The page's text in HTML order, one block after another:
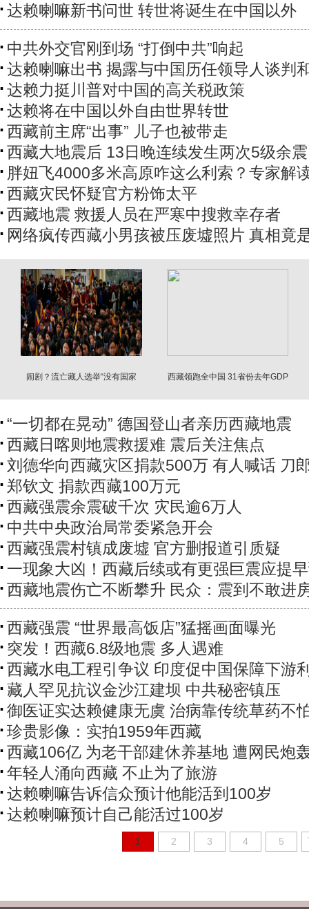
达赖喇嘛新书问世 转世将诞生在中国以外
中共外交官刚到场 “打倒中共”响起
达赖喇嘛出书 揭露与中国历任领导人谈判
达赖力挺川普对中国的高关税政策
达赖将在中国以外自由世界转世
西藏前主席“出事” 儿子也被带走
西藏大地震后 13日晚连续发生两次5级余震
胖妞飞4000多米高原咋这么利索？专家解
西藏灾民怀疑官方粉饰太平
西藏地震 救援人员在严寒中搜救幸存者
网络疯传西藏小男孩被压废墟照片 真相竟
闹剧？流亡藏人选举“没有国家
西藏领跑全中国 31省份去年GDP
“一切都在晃动” 德国登山者亲历西藏地震
西藏日喀则地震救援难 震后关注焦点
刘德华向西藏灾区捐款500万 有人喊话 刀
郑钦文 捐款西藏100万元
西藏强震余震破千次 灾民逾6万人
中共中央政治局常委紧急开会
西藏强震村镇成废墟 官方删报道引质疑
一现象大凶！西藏后续或有更强巨震应提
西藏地震伤亡不断攀升 民众：震到不敢进
西藏强震 “世界最高饭店”猛摇画面曝光
突发！西藏6.8级地震 多人遇难
西藏水电工程引争议 印度促中国保障下游
藏人罕见抗议金沙江建坝 中共秘密镇压
御医证实达赖健康无虞 治病靠传统草药不
珍贵影像：实拍1959年西藏
西藏106亿 为老干部建休养基地 遭网民炮
年轻人涌向西藏 不止为了旅游
达赖喇嘛告诉信众预计他能活到100岁
达赖喇嘛预计自己能活过100岁
1 2 3 4 5